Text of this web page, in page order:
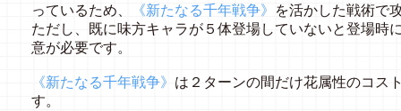
っているため、
《新たなる千年戦争》
を活かした戦術で
ただし、既に味方キャラが５体登場していないと登場時
意が必要です。
《新たなる千年戦争》 は２ターンの間だけ花属性のコス
す。